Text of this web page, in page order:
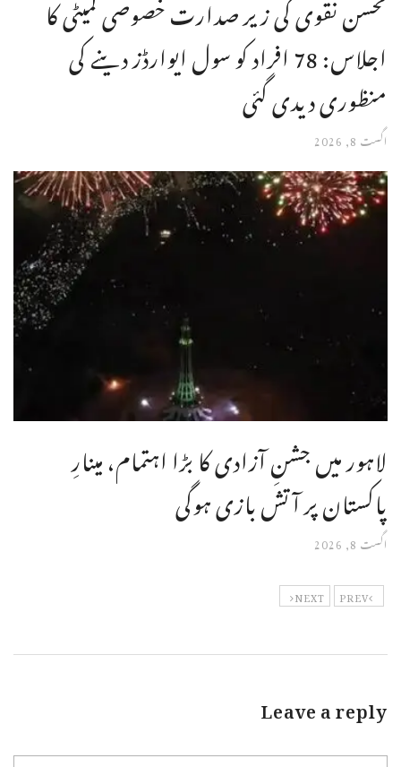
محسن نقوی کی زیر صدارت خصوصی کمیٹی کا
اجلاس: 78 افراد کو سول ایوارڈز دینے کی
منظوری دیدی گئی
اگست 8, 2026
لاہور میں جشنِ آزادی کا بڑا اہتمام، مینارِ
پاکستان پر آتش بازی ہوگی
اگست 8, 2026
PREV
NEXT
Leave a reply